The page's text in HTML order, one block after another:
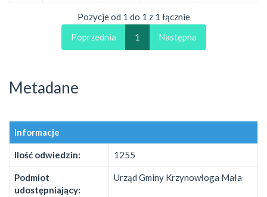
Pozycje od 1 do 1 z 1 łącznie
Poprzednia
1 Następna
Metadane
Informacje
Ilość odwiedzin: 1255
Podmiot
udostępniający:
Urząd Gminy Krzynowłoga Mała